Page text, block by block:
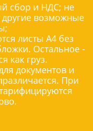
сбор и НДС; не
возможные
листы А4 без
Остальное -
как груз.
документов и
При